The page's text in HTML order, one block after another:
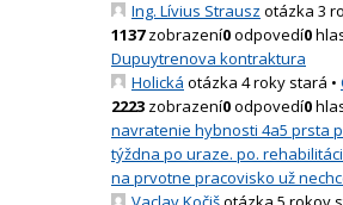
Ing. Lívius Strausz otázka 3
1137zobrazení0odpovedí0
Dupuytrenova kontraktura
Holická otázka 4 roky stará •
2223 zobrazení0odpovedí0
navratenie hybnosti 4a5 prsta
týždna po uraze. po.
na prvotne pracovisko už